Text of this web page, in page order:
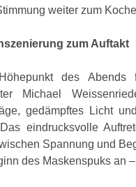
weiter zum
zum Auftakt
des Abends
Michael
gedämpftes Licht
eindrucksvolle
Spannung und
des Maskenspuks an